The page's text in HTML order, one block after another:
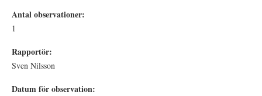
Antal observationer:
1
Rapportör:
Sven Nilsson
Datum för observation: